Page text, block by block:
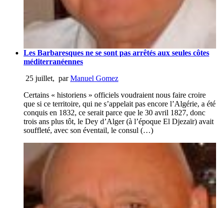
Les Barbaresques ne se sont pas arrêtés aux seules côtes
méditerranéennes
25 juillet, parManuel Gomez
Certains « historiens » officiels voudraient nous faire croire
que si ce territoire, qui ne s’appelait pas encore l’Algérie, a été
conquis en 1832, ce serait parce que le 30 avril 1827, donc
trois ans plus tôt, le Dey d’Alger (à l’époque El Djezaïr) avait
souffleté, avec son éventail, le consul (…)